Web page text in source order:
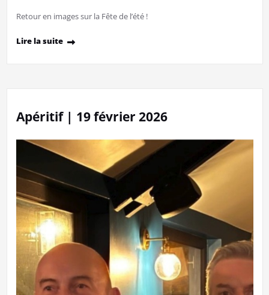
Retour en images sur la Fête de l’été !
Lire la suite
Apéritif | 19 février 2026